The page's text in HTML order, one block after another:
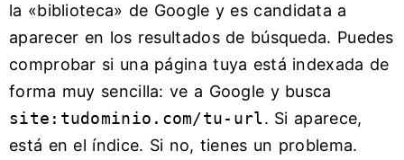
la «biblioteca» de Google y es candidata a
aparecer en los resultados de búsqueda. Puedes
comprobar si una página tuya está indexada de
forma muy sencilla: ve a Google y busca
site:tudominio.com/tu-url. Si aparece,
está en el índice. Si no, tienes un problema.